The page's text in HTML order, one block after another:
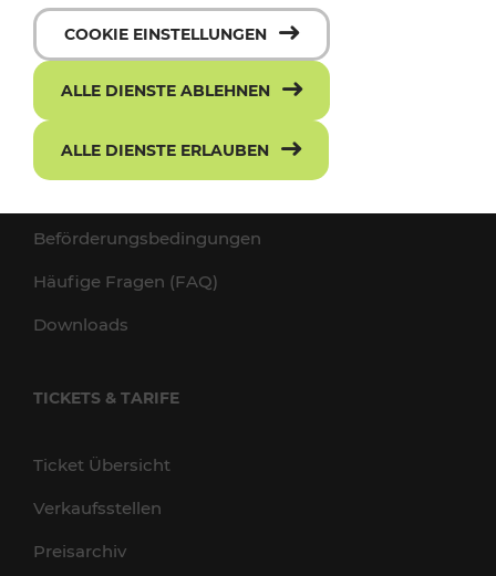
ABONNIERE UNS AUF YOUTUBE
BEFÖRDERUNG
VOR Widgets
Beförderungsbedingungen
Häufige Fragen (FAQ)
Downloads
TICKETS & TARIFE
Ticket Übersicht
Verkaufsstellen
Preisarchiv
COOKIE EINSTELLUNGEN
ALLE DIENSTE ABLEHNEN
ALLE DIENSTE ERLAUBEN